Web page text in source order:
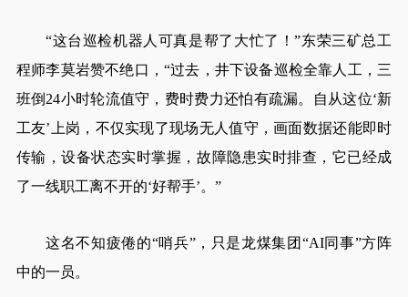
“这台巡检机器人可真是帮了大忙了！”东荣三矿总工
程师李莫岩赞不绝口，“过去，井下设备巡检全靠人工，三
班倒24小时轮流值守，费时费力还怕有疏漏。自从这位‘新
工友’上岗，不仅实现了现场无人值守，画面数据还能即时
传输，设备状态实时掌握，故障隐患实时排查，它已经成
了一线职工离不开的‘好帮手’。”
这名不知疲倦的“哨兵”，只是龙煤集团“AI同事”方阵
中的一员。